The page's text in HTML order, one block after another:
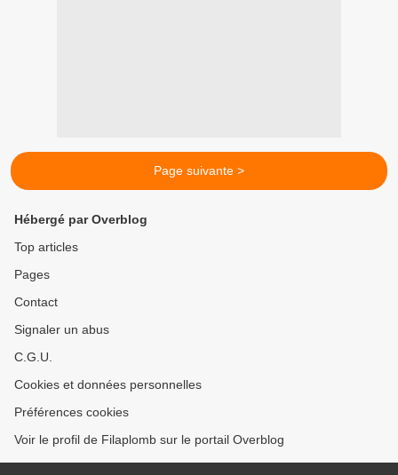
Page suivante >
Hébergé par Overblog
Top articles
Pages
Contact
Signaler un abus
C.G.U.
Cookies et données personnelles
Préférences cookies
Voir le profil de Filaplomb sur le portail Overblog